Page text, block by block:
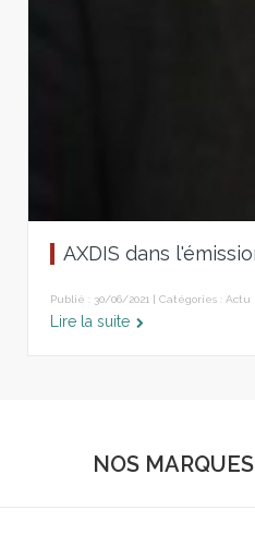
AXDIS dans
Publié : 30/06/2021 | Catégories : Actu
Lire la suite
NOS